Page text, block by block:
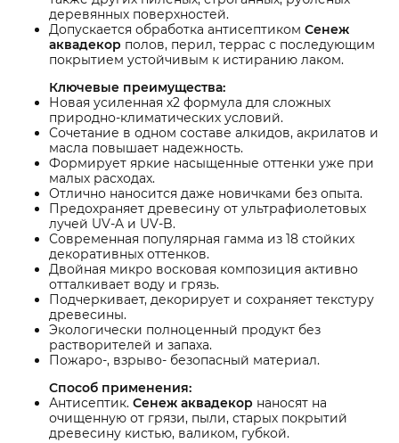
деревянных поверхностей.
Допускается обработка антисептиком Сенеж
аквадекор полов, перил, террас с последующим
покрытием устойчивым к истиранию лаком.
Ключевые преимущества:
Новая усиленная х2 формула для сложных
природно-климатических условий.
Сочетание в одном составе алкидов, акрилатов и
масла повышает надежность.
Формирует яркие насыщенные оттенки уже при
малых расходах.
Отлично наносится даже новичками без опыта.
Предохраняет древесину от ультрафиолетовых
лучей UV-A и UV-B.
Современная популярная гамма из 18 стойких
декоративных оттенков.
Двойная микро восковая композиция активно
отталкивает воду и грязь.
Подчеркивает, декорирует и сохраняет текстуру
древесины.
Экологически полноценный продукт без
растворителей и запаха.
Пожаро-, взрыво- безопасный материал.
Способ применения:
Антисептик. Сенеж аквадекор наносят на
очищенную от грязи, пыли, старых покрытий
древесину кистью, валиком, губкой.